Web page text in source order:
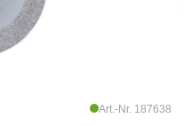
Art.-Nr. 187638